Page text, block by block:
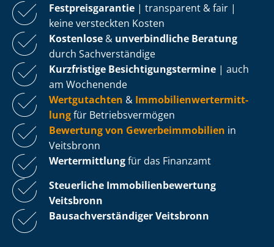
Fest­preis­ga­ran­tie | transparent & fair |
keine versteckten Kosten
Kostenlose & unverbindliche Beratung
durch Sachverständige
Kurzfristige Be­sich­ti­gungs­ter­mi­ne | auch
am Wochenende
Wertgutachten & Im­mo­bi­li­en­wert­ermitt­
lungfür Be­triebs­ver­mö­gen
Bewertung von Ge­wer­be­im­mo­bi­li­en in
Veitsbronn
Wertermittlungfür das Finanzamt
Steuerliche Im­mo­bi­li­en­be­wer­tung
Veitsbronn
Bau­sach­ver­stän­di­ger Veitsbronn